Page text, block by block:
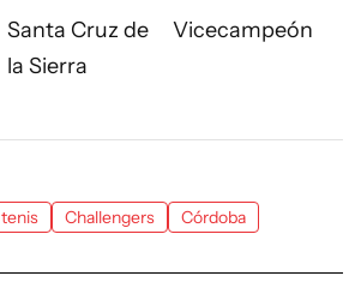
Santa Cruz de
la Sierra
Vicecampeón
tenis Challengers Córdoba